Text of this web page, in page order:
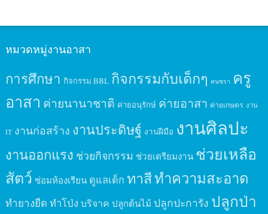
หมวดหมู่งานอาสา
การศึกษา กิจกรรม BBL กิจกรรมกับเด็กๆ คนชรา ครู
อาสา ค่ายนานาชาติ ค่ายอนุรักษ์ ค่ายอาสา ค่ายเกษตร งาน
IT งานก่อสร้าง งานประดิษฐ์ งานฝีมือ งานศิลปะ
งานออกแรง ช่วยกิจกรรม ช่วยเตรียมงาน ช่วยเหลือ
สัตว์ ซ่อมห้องเรียน ดูแลเด็ก ทาสีทำความสะอาด
ทำยางยืด ทำโป่ง บริจาค ปลูกต้นไม้ ปลูกปะการัง ปลูกป่า